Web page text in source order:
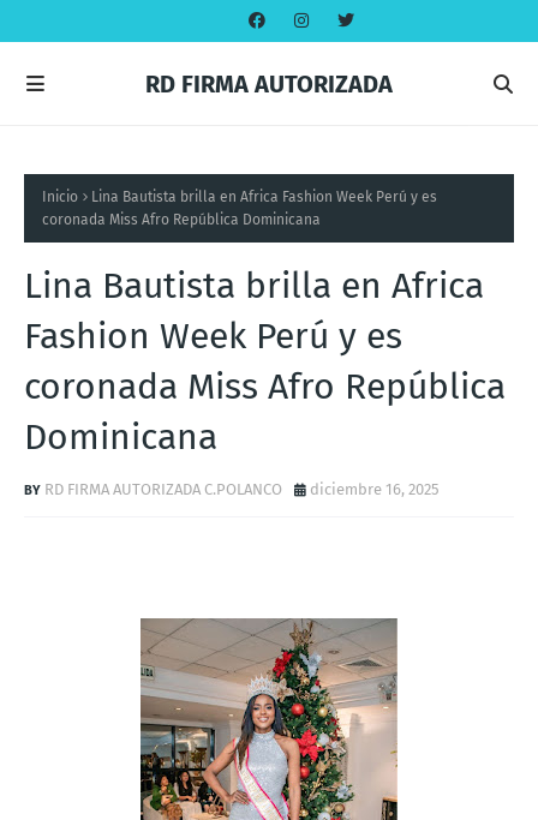
RD FIRMA AUTORIZADA
Inicio
Lina Bautista brilla en Africa Fashion Week Perú y es
coronada Miss Afro República Dominicana
Lina Bautista brilla en Africa
Fashion Week Perú y es
coronada Miss Afro República
Dominicana
RD FIRMA AUTORIZADA C.POLANCO diciembre 16, 2025